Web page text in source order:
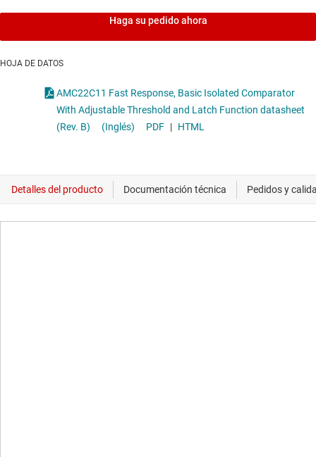
Haga su pedido ahora
HOJA DE DATOS
AMC22C11 Fast Response, Basic Isolated Comparator
With Adjustable Threshold and Latch Function datasheet
(Rev. B)
(Inglés) PDF | HTML